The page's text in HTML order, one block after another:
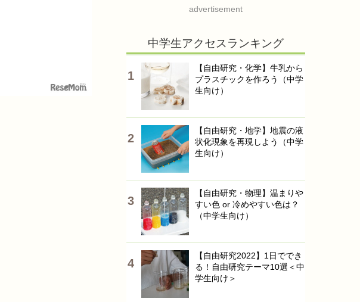
advertisement
中学生アクセスランキング
【自由研究・化学】牛乳から
プラスチックを作ろう（中学
生向け）
【自由研究・地学】地震の液
状化現象を再現しよう（中学
生向け）
【自由研究・物理】温まりや
すい色 or 冷めやすい色は？
（中学生向け）
【自由研究2022】1日ででき
る！自由研究テーマ10選＜中
学生向け＞